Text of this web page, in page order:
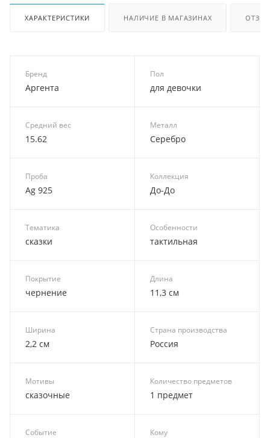
ХАРАКТЕРИСТИКИ НАЛИЧИЕ В МАГАЗИНАХ
Бренд
Аргента
Пол
для девочки
Средний вес
15.62
Металл
Серебро
Проба
Ag 925
Коллекция
До-До
Тематика
сказки
Особенности
тактильная
Покрытие
чернение
Длина
11,3 см
Ширина
2,2 см
Страна производства
Россия
Мотивы
сказочные
Количество предметов
1 предмет
Событие Кому